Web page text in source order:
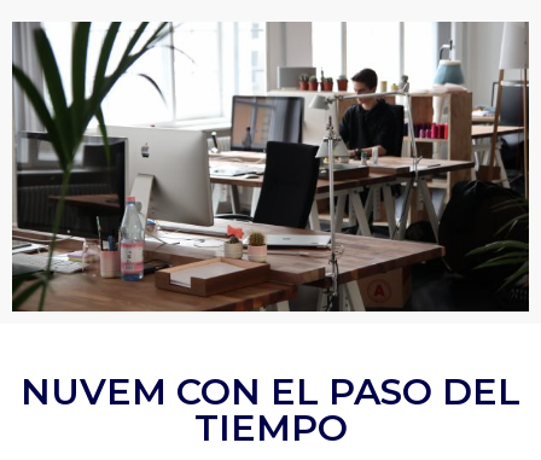
NUVEM CON EL PASO DEL
TIEMPO